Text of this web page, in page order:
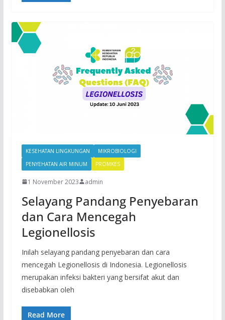
KESEHATAN LINGKUNGAN
MIKROBIOLOGI
PENYEHATAN AIR MINUM
PROMKES
1 November 2023 admin
Selayang Pandang Penyebaran
dan Cara Mencegah
Legionellosis
Inilah selayang pandang penyebaran dan cara
mencegah Legionellosis di Indonesia. Legionellosis
merupakan infeksi bakteri yang bersifat akut dan
disebabkan oleh
Read More